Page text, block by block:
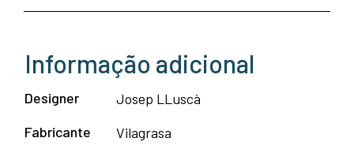
-
Informação adicional
Designer
Josep LLuscà
Fabricante
Vilagrasa